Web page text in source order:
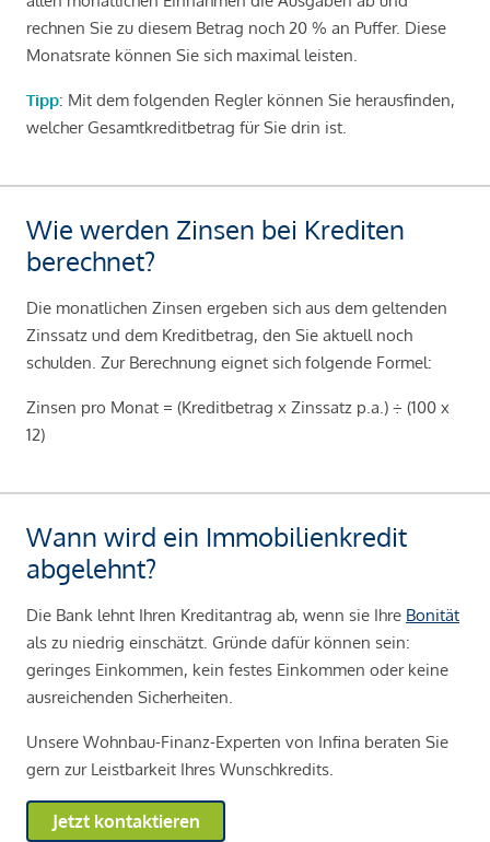
rechnen Sie zu diesem Betrag noch 20 % an Puffer. Diese
Monatsrate können Sie sich maximal leisten.
Tipp: Mit dem folgenden Regler können Sie herausfinden,
welcher Gesamtkreditbetrag für Sie drin ist.
Wie werden Zinsen bei Krediten
berechnet?
Die monatlichen Zinsen ergeben sich aus dem geltenden
Zinssatz und dem Kreditbetrag, den Sie aktuell noch
schulden. Zur Berechnung eignet sich folgende Formel:
Zinsen pro Monat = (Kreditbetrag x Zinssatz p.a.) ÷ (100 x
12)
Wann wird ein Immobilienkredit
abgelehnt?
Die Bank lehnt Ihren Kreditantrag ab, wenn sie Ihre Bonität
als zu niedrig einschätzt. Gründe dafür können sein:
geringes Einkommen, kein festes Einkommen oder keine
ausreichenden Sicherheiten.
Unsere Wohnbau-Finanz-Experten von Infina beraten Sie
gern zur Leistbarkeit Ihres Wunschkredits.
Jetzt kontaktieren